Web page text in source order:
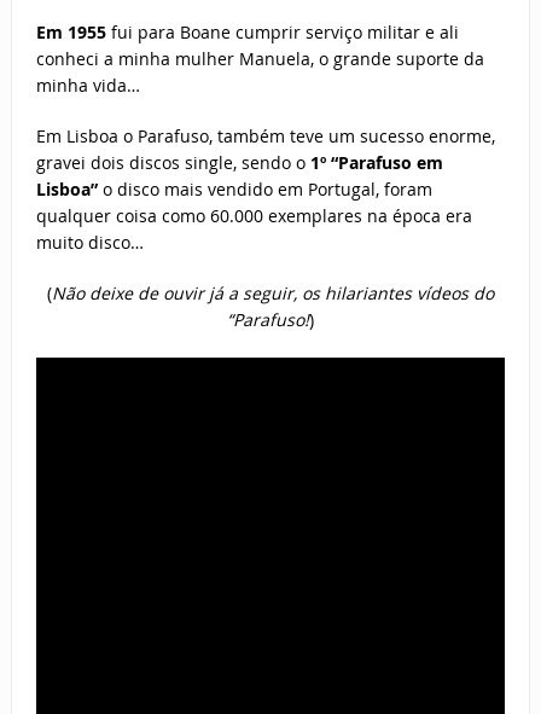
Em 1955fui para Boane cumprir serviço militar e ali
conheci a minha mulher Manuela, o grande suporte da
minha vida…
Em Lisboa o Parafuso, também teve um sucesso enorme,
gravei dois discos single, sendo o 1º “Parafuso em
Lisboa”o disco mais vendido em Portugal, foram
qualquer coisa como 60.000 exemplares na época era
muito disco…
(Não deixe de ouvir já a seguir, os hilariantes vídeos do
“Parafuso!)